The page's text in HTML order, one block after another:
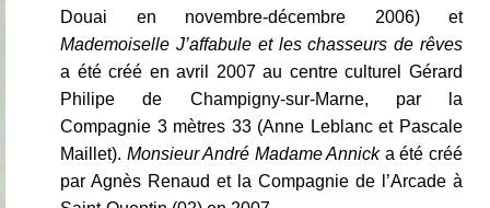
Douai en novembre-décembre 2006) et
Mademoiselle J’affabule et les chasseurs de rêves
a été créé en avril 2007 au centre culturel Gérard
Philipe de Champigny-sur-Marne, par la
Compagnie 3 mètres 33 (Anne Leblanc et Pascale
Maillet). Monsieur André Madame Annick a été créé
par Agnès Renaud et la Compagnie de l’Arcade à